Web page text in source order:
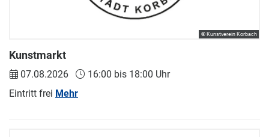
Kunstmarkt
07.08.2026
16:00 bis 18:00 Uhr
Eintritt frei Mehr
© Kunstverein Korbach